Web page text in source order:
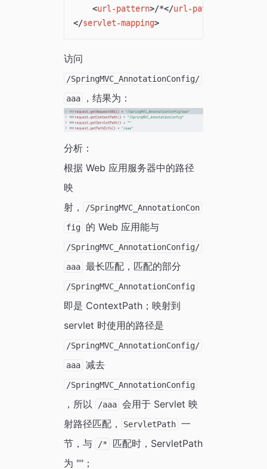
<url-pattern>/*</url-pattern
</servlet-mapping>
访问
/SpringMVC_AnnotationConfig/
aaa ，结果为：
分析：
根据 Web 应用服务器中的路径
映
射，
/SpringMVC_AnnotationCon
fig 的 Web 应用能与
/SpringMVC_AnnotationConfig/
aaa 最长匹配，匹配的部分
/SpringMVC_AnnotationConfig
即是 ContextPath；映射到
servlet 时使用的路径是
/SpringMVC_AnnotationConfig/
aaa 减去
/SpringMVC_AnnotationConfig
，所以 /aaa 会用于 Servlet 映
射路径匹配，
ServletPath 一
节，与
/*
匹配时，ServletPath
为 ""；